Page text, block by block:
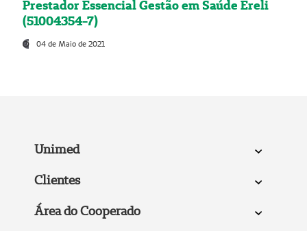
Prestador Essencial Gestão em Saúde Ereli
(51004354-7)
04 de Maio de 2021
Unimed
Clientes
Área do Cooperado